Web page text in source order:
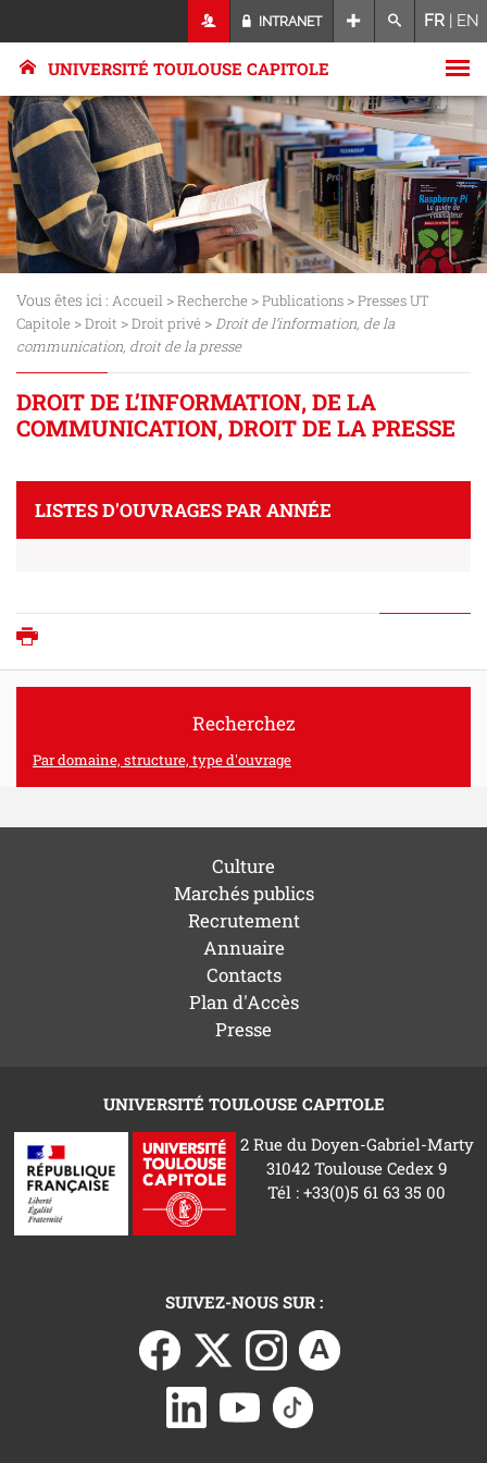
INTRANET FR | EN
UNIVERSITÉ TOULOUSE CAPITOLE
Vous êtes ici : Accueil >Recherche >Publications >Presses UT
Capitole >Droit >Droit privé >Droit de l’information, de la
communication, droit de la presse
DROIT DE L’INFORMATION, DE LA
COMMUNICATION, DROIT DE LA PRESSE
LISTES D'OUVRAGES PAR ANNÉE
Recherchez
Par domaine, structure, type d'ouvrage
Culture
Marchés publics
Recrutement
Annuaire
Contacts
Plan d'Accès
Presse
UNIVERSITÉ TOULOUSE CAPITOLE
2 Rue du Doyen-Gabriel-Marty
31042 Toulouse Cedex 9
Tél : +33(0)5 61 63 35 00
SUIVEZ-NOUS SUR :